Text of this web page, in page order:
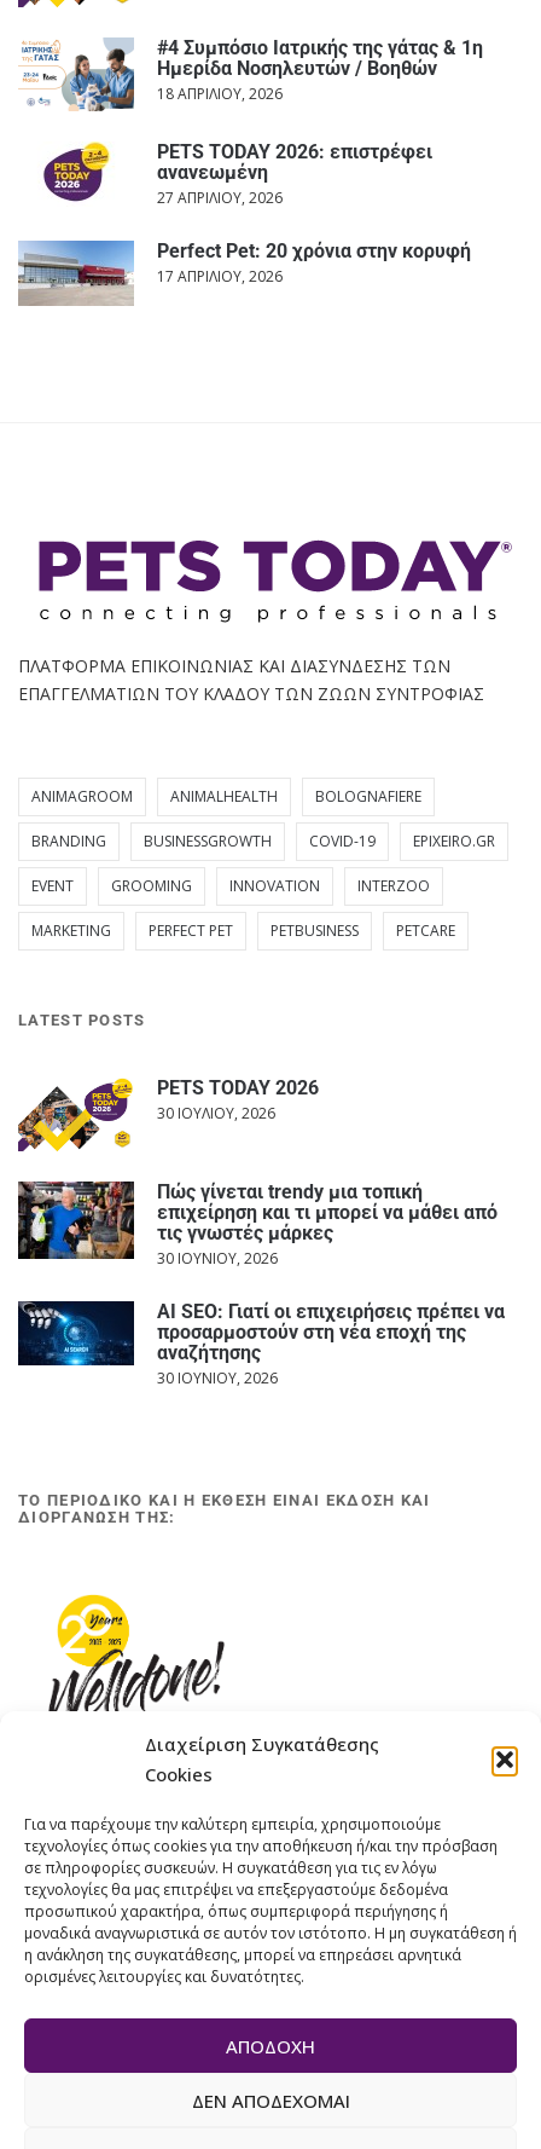
Διαχείριση Συγκατάθεσης
Cookies
Για να παρέχουμε την καλύτερη εμπειρία, χρησιμοποιούμε
τεχνολογίες όπως cookies για την αποθήκευση ή/και την πρόσβαση
σε πληροφορίες συσκευών. Η συγκατάθεση για τις εν λόγω
τεχνολογίες θα μας επιτρέψει να επεξεργαστούμε δεδομένα
προσωπικού χαρακτήρα, όπως συμπεριφορά περιήγησης ή
μοναδικά αναγνωριστικά σε αυτόν τον ιστότοπο. Η μη συγκατάθεση ή
η ανάκληση της συγκατάθεσης, μπορεί να επηρεάσει αρνητικά
ορισμένες λειτουργίες και δυνατότητες.
ΑΠΟΔΟΧΉ
ΔΕΝ ΑΠΟΔΈΧΟΜΑΙ
#4 Συμπόσιο Ιατρικής της γάτας & 1η
Ημερίδα Νοσηλευτών / Βοηθών
18 ΑΠΡΙΛΊΟΥ, 2026
PETS TODAY 2026: επιστρέφει
ανανεωμένη
27 ΑΠΡΙΛΊΟΥ, 2026
Perfect Pet: 20 χρόνια στην κορυφή
17 ΑΠΡΙΛΊΟΥ, 2026
ΠΛΑΤΦΟΡΜΑ ΕΠΙΚΟΙΝΩΝΙΑΣ ΚΑΙ ΔΙΑΣΥΝΔΕΣΗΣ ΤΩΝ
ΕΠΑΓΓΕΛΜΑΤΙΩΝ ΤΟΥ ΚΛΑΔΟΥ ΤΩΝ ΖΩΩΝ ΣΥΝΤΡΟΦΙΑΣ
ANIMAGROOM ANIMALHEALTH BOLOGNAFIERE
BRANDING BUSINESSGROWTH COVID-19 EPIXEIRO.GR
EVENT GROOMING INNOVATION INTERZOO
MARKETING PERFECT PET PETBUSINESS PETCARE
LATEST POSTS
PETS TODAY 2026
30 ΙΟΥΛΊΟΥ, 2026
Πώς γίνεται trendy μια τοπική
επιχείρηση και τι μπορεί να μάθει από
τις γνωστές μάρκες
30 ΙΟΥΝΊΟΥ, 2026
AI SEO: Γιατί οι επιχειρήσεις πρέπει να
προσαρμοστούν στη νέα εποχή της
αναζήτησης
30 ΙΟΥΝΊΟΥ, 2026
ΤΟ ΠΕΡΙΟΔΙΚΟ ΚΑΙ Η ΕΚΘΕΣΗ ΕΙΝΑΙ ΕΚΔΟΣΗ ΚΑΙ
ΔΙΟΡΓΑΝΩΣΗ ΤΗΣ:
ΤΗΛΕΦΩΝΟ: +30 211 4021758
ΚΙΝΗΤΟ: +306977 440377
EMAIL : info@welldone.com.gr